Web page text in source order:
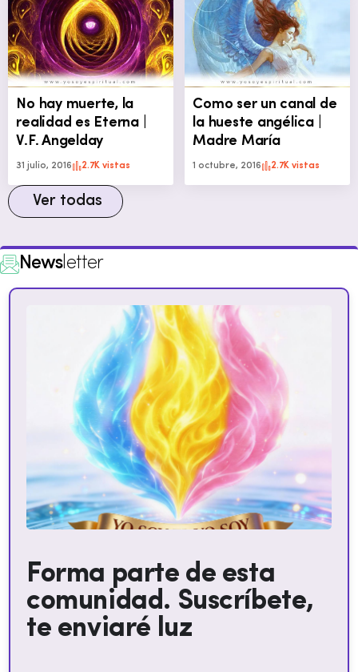
No hay muerte, la
realidad es Eterna |
V.F. Angelday
31 julio, 2016 2.7K vistas
Como ser un canal de
la hueste angélica |
Madre María
1 octubre, 2016 2.7K vistas
Ver todas
Newsletter
Forma parte de esta
comunidad. Suscríbete,
te enviaré luz